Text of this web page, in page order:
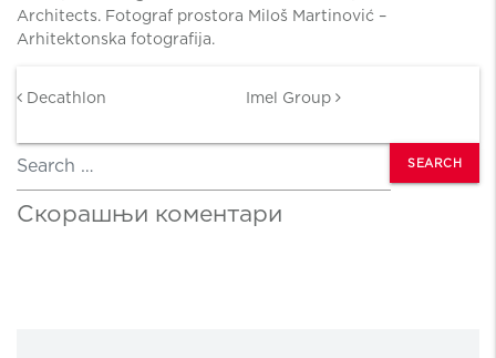
Architects. Fotograf prostora Miloš Martinović –
Arhitektonska fotografija.
Decathlon Imel Group
Search
Скорашњи коментари